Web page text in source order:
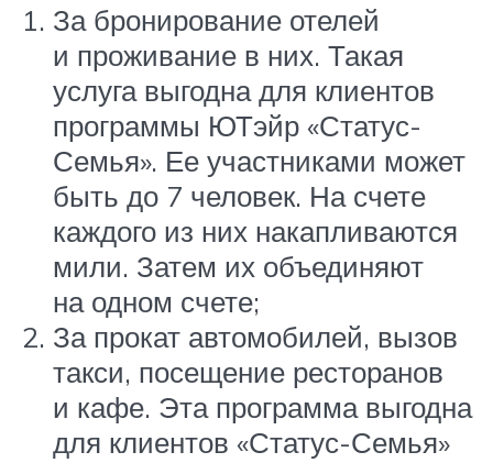
За бронирование отелей
и проживание в них. Такая
услуга выгодна для клиентов
программы ЮТэйр «Статус-
Семья». Ее участниками может
быть до 7 человек. На счете
каждого из них накапливаются
мили. Затем их объединяют
на одном счете;
За прокат автомобилей, вызов
такси, посещение ресторанов
и кафе. Эта программа выгодна
для клиентов «Статус-Семья»